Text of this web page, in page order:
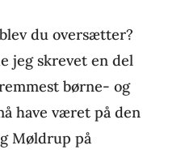
du oversætter?
jeg skrevet en del
børne- og
have været på den
Møldrup på